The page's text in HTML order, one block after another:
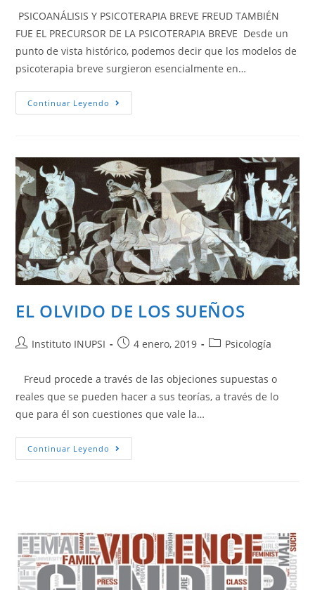
PSICOANÁLISIS Y PSICOTERAPIA BREVE FREUD TAMBIÉN
FUE EL PRECURSOR DE LA PSICOTERAPIA BREVE Desde un
punto de vista histórico, podemos decir que los modelos de
psicoterapia breve surgieron esencialmente en…
Continuar Leyendo
EL OLVIDO DE LOS SUEÑOS
Instituto INUPSI 4 enero, 2019 Psicología
Freud procede a través de las objeciones supuestas o
reales que se pueden hacer a sus teorías, a través de lo
que para él son cuestiones que vale la…
Continuar Leyendo